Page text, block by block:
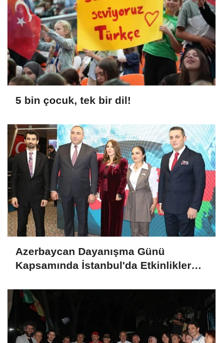
5 bin çocuk, tek bir dil!
Azerbaycan Dayanışma Günü
Kapsamında İstanbul'da Etkinlikler